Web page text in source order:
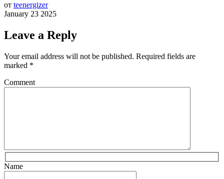
от teenergizer
January 23 2025
Leave a Reply
Your email address will not be published. Required fields are
marked *
Comment
Name